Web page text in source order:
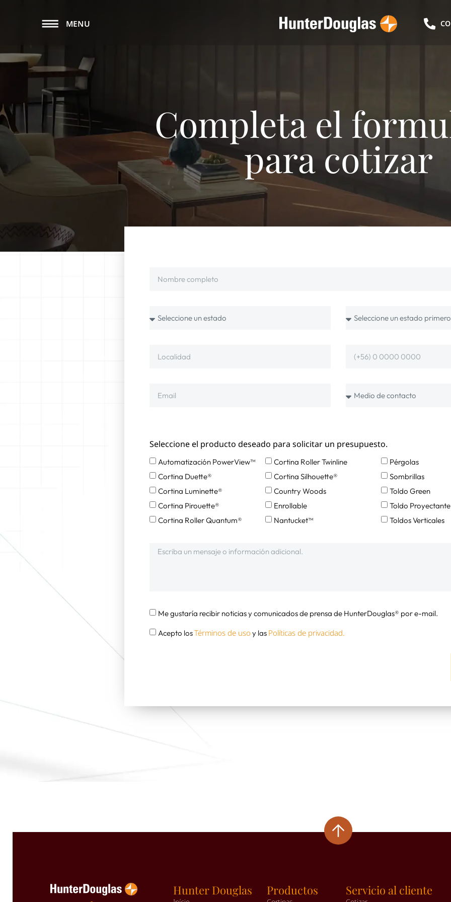
MENU
Completa el
para cotizar
Seleccione el producto deseado para solicitar un presupuesto.
Automatización PowerView™
Cortina Duette®
Cortina Luminette®
Cortina Pirouette®
Cortina Roller Quantum®
Cortina Roller Twinline
Cortina Silhouette®
Country Woods
Enrollable
Nantucket™
Pérgolas
Sombrillas
Toldo Green
Toldo Proyectante
Toldos Verticales
Me gustaría recibir noticias y comunicados de prensa de HunterDouglas® por e-mail.
Acepto losTérminos de uso y las Políticas de privacidad.
Hunter Douglas Productos Servicio al cliente